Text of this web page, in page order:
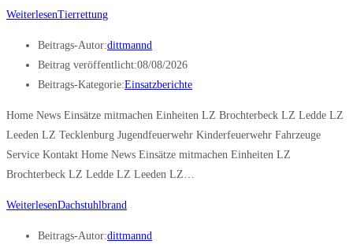
WeiterlesenTierrettung
Beitrags-Autor:dittmannd
Beitrag veröffentlicht:08/08/2026
Beitrags-Kategorie:Einsatzberichte
Home News Einsätze mitmachen Einheiten LZ Brochterbeck LZ Ledde LZ
Leeden LZ Tecklenburg Jugendfeuerwehr Kinderfeuerwehr Fahrzeuge
Service Kontakt Home News Einsätze mitmachen Einheiten LZ
Brochterbeck LZ Ledde LZ Leeden LZ…
WeiterlesenDachstuhlbrand
Beitrags-Autor:dittmannd